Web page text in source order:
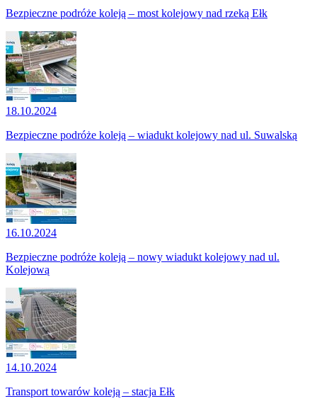
Bezpieczne podróże koleją – most kolejowy nad rzeką Ełk
18.10.2024
Bezpieczne podróże koleją – wiadukt kolejowy nad ul. Suwalską
16.10.2024
Bezpieczne podróże koleją – nowy wiadukt kolejowy nad ul.
Kolejową
14.10.2024
Transport towarów koleją – stacja Ełk